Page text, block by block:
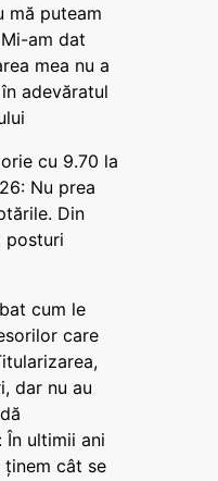
mă puteam
am dat
mea nu a
adevăratul
cu 9.70 la
Nu prea
Din
posturi
cum le
care
dar nu au
În ultimii ani
ținem cât se